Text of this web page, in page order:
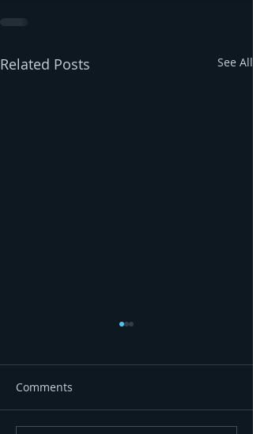
Related Posts See All
Comments